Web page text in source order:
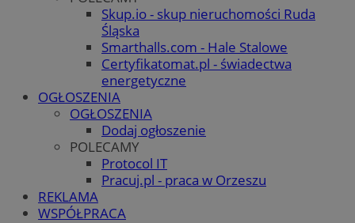
Skup.io - skup nieruchomości Ruda
Śląska
Smarthalls.com - Hale Stalowe
Certyfikatomat.pl - świadectwa
energetyczne
OGŁOSZENIA
OGŁOSZENIA
Dodaj ogłoszenie
POLECAMY
Protocol IT
Pracuj.pl - praca w Orzeszu
REKLAMA
WSPÓŁPRACA